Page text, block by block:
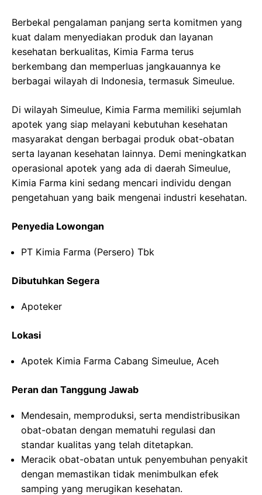
Berbekal pengalaman panjang serta komitmen yang
kuat dalam menyediakan produk dan layanan
kesehatan berkualitas, Kimia Farma terus
berkembang dan memperluas jangkauannya ke
berbagai wilayah di Indonesia, termasuk Simeulue.
Di wilayah Simeulue, Kimia Farma memiliki sejumlah
apotek yang siap melayani kebutuhan kesehatan
masyarakat dengan berbagai produk obat-obatan
serta layanan kesehatan lainnya. Demi meningkatkan
operasional apotek yang ada di daerah Simeulue,
Kimia Farma kini sedang mencari individu dengan
pengetahuan yang baik mengenai industri kesehatan.
Penyedia Lowongan
PT Kimia Farma (Persero) Tbk
Dibutuhkan Segera
Apoteker
Lokasi
Apotek Kimia Farma Cabang Simeulue, Aceh
Peran dan Tanggung Jawab
Mendesain, memproduksi, serta mendistribusikan
obat-obatan dengan mematuhi regulasi dan
standar kualitas yang telah ditetapkan.
Meracik obat-obatan untuk penyembuhan penyakit
dengan memastikan tidak menimbulkan efek
samping yang merugikan kesehatan.